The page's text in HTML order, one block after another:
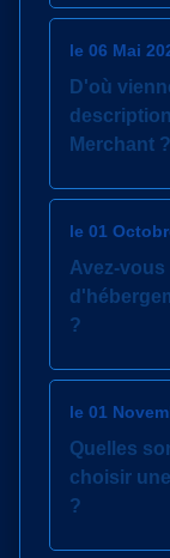
le 06 Mai
D'où
Merchant ?
le 01
Avez-
?
le 01
Quelles
choisir
?